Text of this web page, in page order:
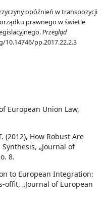
opóźnień w transpozycji
prawnego w świetle
Przegląd
10.14746/pp.2017.22.2.3
European Union Law,
(2012), How Robust Are
„Journal of
8.
to European Integration:
offit, „Journal of European